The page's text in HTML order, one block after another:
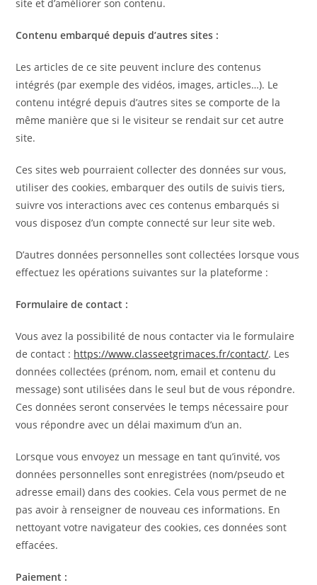
site et d’améliorer son contenu.
Contenu embarqué depuis d’autres sites :
Les articles de ce site peuvent inclure des contenus
intégrés (par exemple des vidéos, images, articles…). Le
contenu intégré depuis d’autres sites se comporte de la
même manière que si le visiteur se rendait sur cet autre
site.
Ces sites web pourraient collecter des données sur vous,
utiliser des cookies, embarquer des outils de suivis tiers,
suivre vos interactions avec ces contenus embarqués si
vous disposez d’un compte connecté sur leur site web.
D’autres données personnelles sont collectées lorsque vous
effectuez les opérations suivantes sur la plateforme :
Formulaire de contact :
Vous avez la possibilité de nous contacter via le formulaire
de contact : https://www.classeetgrimaces.fr/contact/. Les
données collectées (prénom, nom, email et contenu du
message) sont utilisées dans le seul but de vous répondre.
Ces données seront conservées le temps nécessaire pour
vous répondre avec un délai maximum d’un an.
Lorsque vous envoyez un message en tant qu’invité, vos
données personnelles sont enregistrées (nom/pseudo et
adresse email) dans des cookies. Cela vous permet de ne
pas avoir à renseigner de nouveau ces informations. En
nettoyant votre navigateur des cookies, ces données sont
effacées.
Paiement :